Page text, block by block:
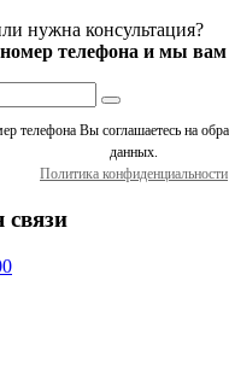
нужна консультация?
телефона и мы вам
телефона Вы соглашаетесь на
данных.
Политика конфиденциальности
связи